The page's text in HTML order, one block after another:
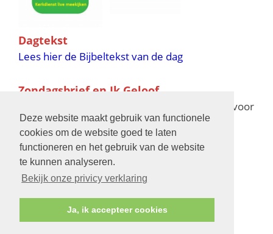
Deze website maakt gebruik van functionele
cookies om de website goed te laten
functioneren en het gebruik van de website
te kunnen analyseren.
Bekijk onze privicy verklaring
Ja, ik accepteer cookies
Dagtekst
Lees hier de Bijbeltekst van de dag
Zondagsbrief en Ik Geloof
voor
de verschijningsdata in 2025 en 2026
Bijbelschool